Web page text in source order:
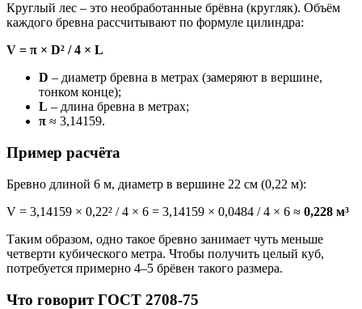
Круглый лес – это необработанные брёвна (кругляк). Объём
каждого бревна рассчитывают по формуле цилиндра:
V = π × D² / 4 × L
D – диаметр бревна в метрах (замеряют в вершине,
тонком конце);
L – длина бревна в метрах;
π ≈ 3,14159.
Пример расчёта
Бревно длиной 6 м, диаметр в вершине 22 см (0,22 м):
V = 3,14159 × 0,22² / 4 × 6 = 3,14159 × 0,0484 / 4 × 6 ≈ 0,228 м³
Таким образом, одно такое бревно занимает чуть меньше
четверти кубического метра. Чтобы получить целый куб,
потребуется примерно 4–5 брёвен такого размера.
Что говорит ГОСТ 2708-75